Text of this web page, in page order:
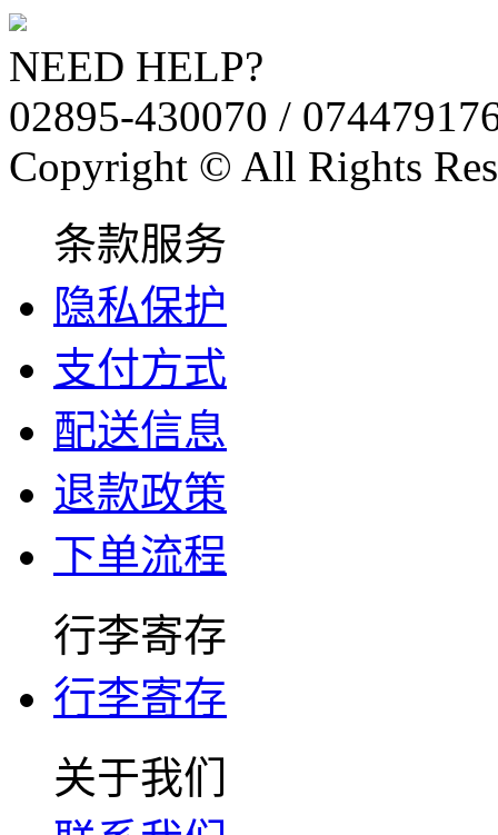
NEED HELP?
02895-430070 /
Copyright © All Rights
条款服务
隐私保护
支付方式
配送信息
退款政策
下单流程
行李寄存
行李寄存
关于我们